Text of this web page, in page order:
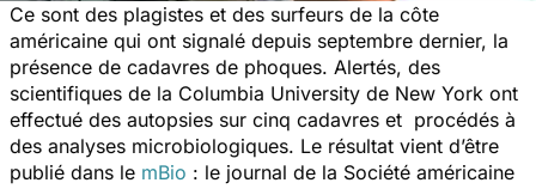
Ce sont des plagistes et des surfeurs de la côte
américaine qui ont signalé depuis septembre dernier, la
présence de cadavres de phoques. Alertés, des
scientifiques de la Columbia University de New York ont
effectué des autopsies sur cinq cadavres et procédés à
des analyses microbiologiques. Le résultat vient d’être
publié dans le mBio : le journal de la Société américaine